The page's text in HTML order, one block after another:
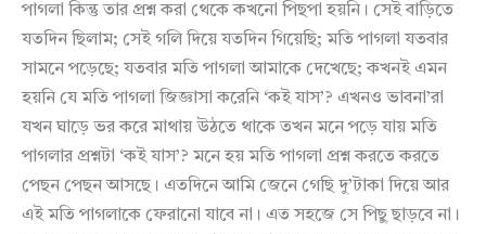
পাগলা কিন্তু তার প্রশ্ন করা থেকে কখনো পিছপা হয়নি। সেই বাড়িতে
যতদিন ছিলাম; সেই গলি দিয়ে যতদিন গিয়েছি; মতি পাগলা যতবার
সামনে পড়েছে; যতবার মতি পাগলা আমাকে দেখেছে; কখনই এমন
হয়নি যে মতি পাগলা জিজ্ঞাসা করেনি ‘কই যাস’? এখনও ভাবনা’রা
যখন ঘাড়ে ভর করে মাথায় উঠতে থাকে তখন মনে পড়ে যায় মতি
পাগলার প্রশ্নটা ‘কই যাস’? মনে হয় মতি পাগলা প্রশ্ন করতে করতে
পেছন পেছন আসছে। এতদিনে আমি জেনে গেছি দু’টাকা দিয়ে আর
এই মতি পাগলাকে ফেরানো যাবে না। এত সহজে সে পিছু ছাড়বে না।